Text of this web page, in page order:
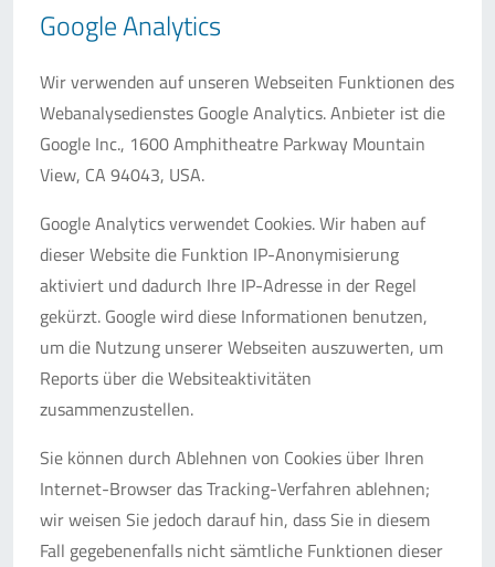
Google Analytics
Wir verwenden auf unseren Webseiten Funktionen des
Webanalysedienstes Google Analytics. Anbieter ist die
Google Inc., 1600 Amphitheatre Parkway Mountain
View, CA 94043, USA.
Google Analytics verwendet Cookies. Wir haben auf
dieser Website die Funktion IP-Anonymisierung
aktiviert und dadurch Ihre IP-Adresse in der Regel
gekürzt. Google wird diese Informationen benutzen,
um die Nutzung unserer Webseiten auszuwerten, um
Reports über die Websiteaktivitäten
zusammenzustellen.
Sie können durch Ablehnen von Cookies über Ihren
Internet-Browser das Tracking-Verfahren ablehnen;
wir weisen Sie jedoch darauf hin, dass Sie in diesem
Fall gegebenenfalls nicht sämtliche Funktionen dieser